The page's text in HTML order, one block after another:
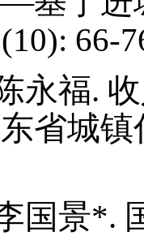
66-
永福.
城镇
国景*.